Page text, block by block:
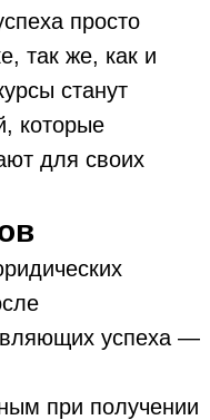
просто
так же, как и
станут
которые
для своих
успеха —
при получении